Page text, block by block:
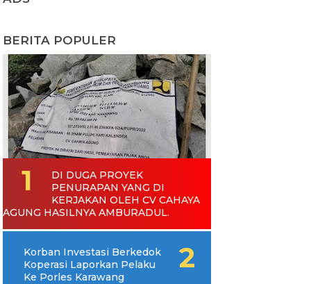
BERITA POPULER
DI DUGA PROYEK
PENURAPAN YANG DI
KERJAKAN OLEH CV CAHAYA
AGUNG HASILNYA AMBURADUL.
Korban Investasi Berkedok
Koperasi Laporkan Pelaku
Ke Porles Karawang